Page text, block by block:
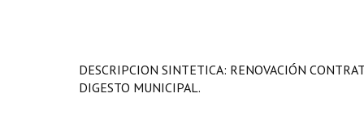
DESCRIPCION SINTETICA: RENOVACIÓN
DIGESTO MUNICIPAL.